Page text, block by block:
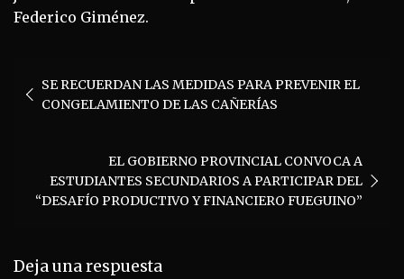
Federico Giménez.
de SE RECUERDAN LAS MEDIDAS PARA PREVENIR EL
CONGELAMIENTO DE LAS CAÑERÍAS
EL GOBIERNO PROVINCIAL CONVOCA A
ESTUDIANTES SECUNDARIOS A PARTICIPAR DEL
“DESAFÍO PRODUCTIVO Y FINANCIERO FUEGUINO”
Deja una respuesta